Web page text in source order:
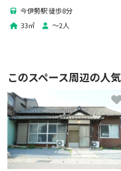
今伊勢駅 徒歩8分
33㎡ 〜2人
このスペース周辺の人